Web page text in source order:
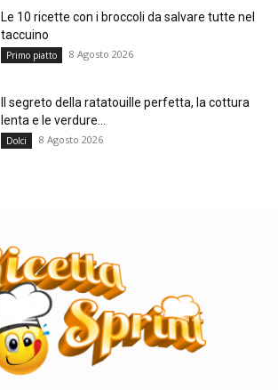
Le 10 ricette con i broccoli da salvare tutte nel
taccuino
Primo piatto 8 Agosto 2026
Il segreto della ratatouille perfetta, la cottura
lenta e le verdure...
Dolci 8 Agosto 2026